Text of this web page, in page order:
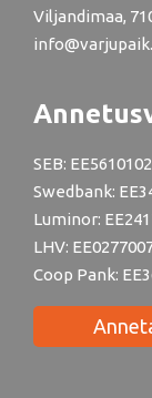
Viljandimaa,
SEB:
Swedbank:
Luminor:
LHV:
Coop Pank: